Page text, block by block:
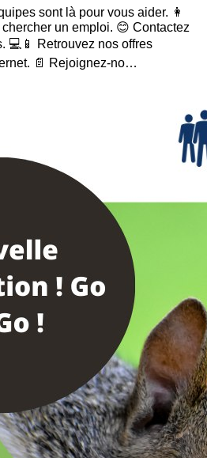
sont là pour vous aider. 👩
un emploi. 😊 Contactez
💻📱 Retrouvez nos offres
📄 Rejoignez-no…